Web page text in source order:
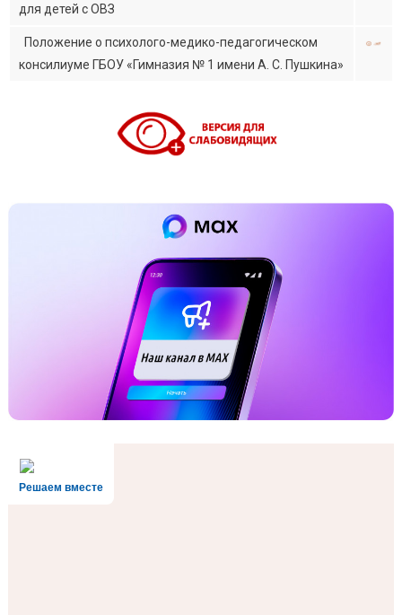
для детей с ОВЗ
Положение о психолого-медико-педагогическом
консилиуме ГБОУ «Гимназия № 1 имени А. С. Пушкина»
Решаем вместе